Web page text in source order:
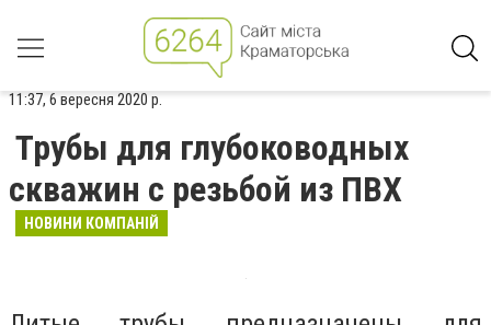
11:37, 6 вересня 2020 р.
Трубы для глубоководных
скважин с резьбой из ПВХ
НОВИНИ КОМПАНІЙ